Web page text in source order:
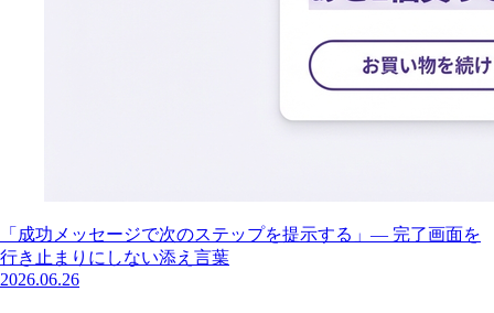
「成功メッセージで次のステップを提示する」— 完了画面を
行き止まりにしない添え言葉
2026.06.26